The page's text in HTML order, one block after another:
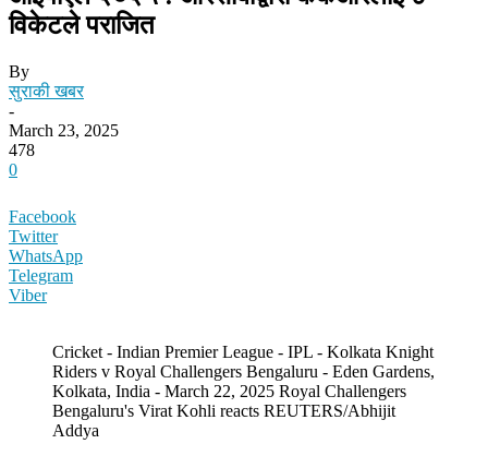
विकेटले पराजित
By
सुराकी खबर
-
March 23, 2025
478
0
Facebook
Twitter
WhatsApp
Telegram
Viber
Cricket - Indian Premier League - IPL - Kolkata Knight
Riders v Royal Challengers Bengaluru - Eden Gardens,
Kolkata, India - March 22, 2025 Royal Challengers
Bengaluru's Virat Kohli reacts REUTERS/Abhijit
Addya